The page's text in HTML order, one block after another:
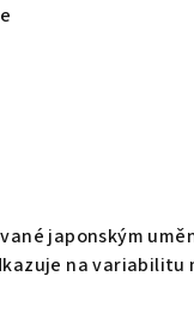
japonským
na